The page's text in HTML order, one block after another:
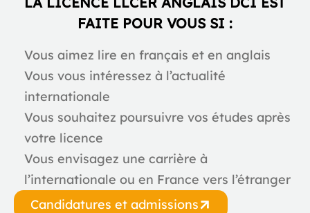
FAITE POUR VOUS SI :
Vous aimez lire en français et en anglais
Vous vous intéressez à l’actualité
internationale
Vous souhaitez poursuivre vos études après
votre licence
Vous envisagez une carrière à
l’internationale ou en France vers l’étranger
Candidatures et admissions